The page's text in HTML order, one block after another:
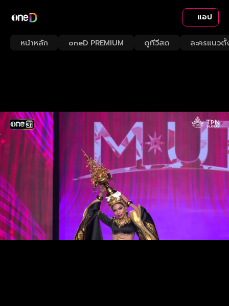
แอป
หน้าหลัก oneD PREMIUM ดูทีวีสด ละครแนวตั้